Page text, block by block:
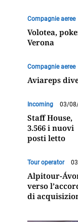
Compagnie aeree
Volotea,
Verona
Compagnie aeree
Aviareps
Incoming 03/
Staff House,
3.566 i nuovi
posti letto
Tour operator
Alpitour-
verso
di